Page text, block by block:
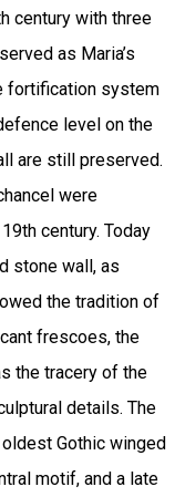
century with three
as Maria’s
fortification system
level on the
are still preserved.
were
century. Today
stone wall, as
the tradition of
frescoes, the
the tracery of the
details. The
Gothic winged
motif, and a late